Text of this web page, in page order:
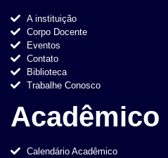
A instituição
Corpo Docente
Eventos
Contato
Biblioteca
Trabalhe Conosco
Acadêmico
Calendário Acadêmico